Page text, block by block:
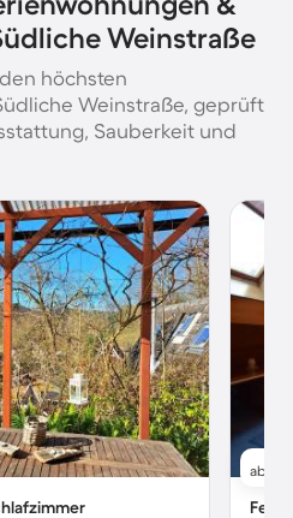
Weinstraße
höchsten
Weinstraße, geprüft
Sauberkeit und
ab